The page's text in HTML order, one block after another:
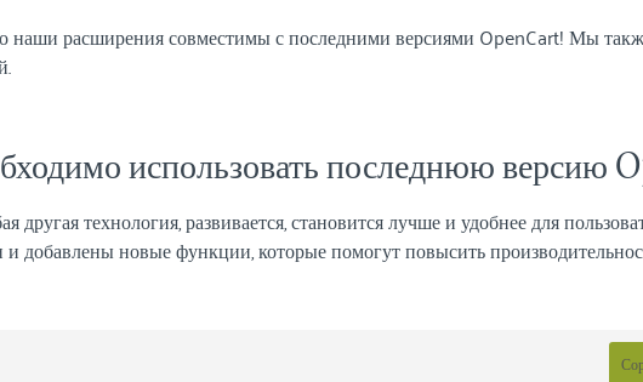
наши расширения совместимы с последними версиями OpenCart! Мы
использовать последнюю
другая технология, развивается, становится лучше и удобнее для
добавлены новые функции, которые помогут повысить